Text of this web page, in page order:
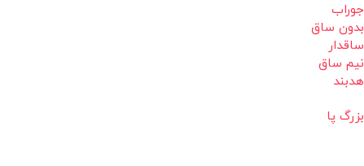
جوراب
بدون ساق
ساقدار
نیم ساق
هدبند
بزرگ پا